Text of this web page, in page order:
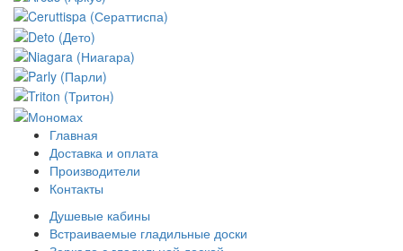
Главная
Доставка и оплата
Производители
Контакты
Душевые кабины
Встраиваемые гладильные доски